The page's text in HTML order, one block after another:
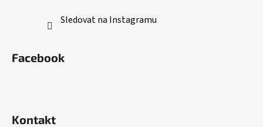
Sledovat na Instagramu
Facebook
Kontakt